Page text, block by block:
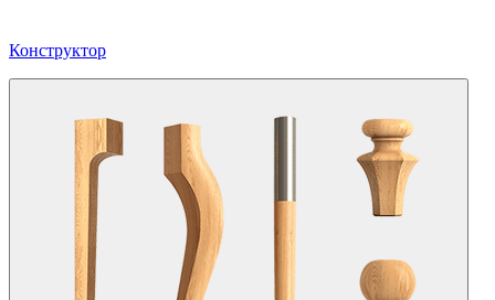
Конструктор